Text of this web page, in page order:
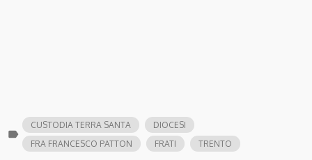
label
CUSTODIA TERRA SANTA
DIOCESI
FRA FRANCESCO PATTON
FRATI TRENTO